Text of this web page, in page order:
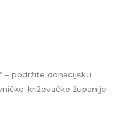
– podržite donacijsku
križevačke županije